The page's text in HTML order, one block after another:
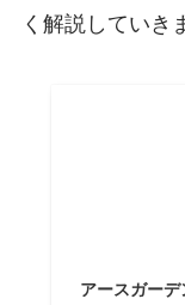
く解説していき
アースガー